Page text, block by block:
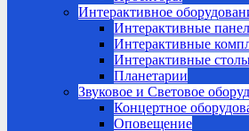
Интерактивное
Интерактивные
Интерактивные
Интерактивные
Планетарии
Звуковое и Световое
Концертное
Оповещение